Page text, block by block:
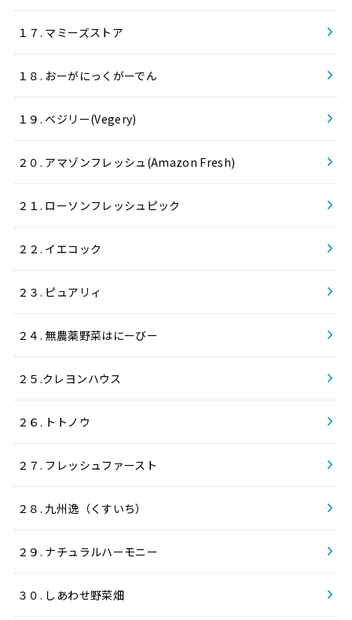
１７. マミーズストア
１８. おーがにっくがーでん
１９. ベジリー(Vegery)
２０. アマゾンフレッシュ(Amazon Fresh)
２１. ローソンフレッシュピック
２２. イエコック
２３. ピュアリィ
２４. 無農薬野菜はにーびー
２５.クレヨンハウス
２６. トトノウ
２７. フレッシュファースト
２８. 九州逸（くすいち）
２９. ナチュラルハーモニー
３０. しあわせ野菜畑